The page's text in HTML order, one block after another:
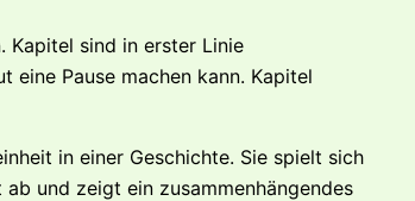
Kapitel sind in erster Linie
eine Pause machen kann. Kapitel
in einer Geschichte. Sie spielt sich
und zeigt ein zusammenhängendes